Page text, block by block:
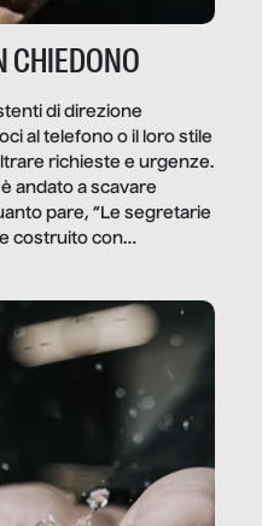
CHIEDONO
di direzione
al telefono o il loro stile
richieste e urgenze.
è andato a scavare
pare, “Le segretarie
costruito con